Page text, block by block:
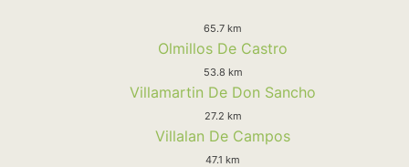
65.7 km
Olmillos De Castro
53.8 km
Villamartin De Don Sancho
27.2 km
Villalan De Campos
47.1 km